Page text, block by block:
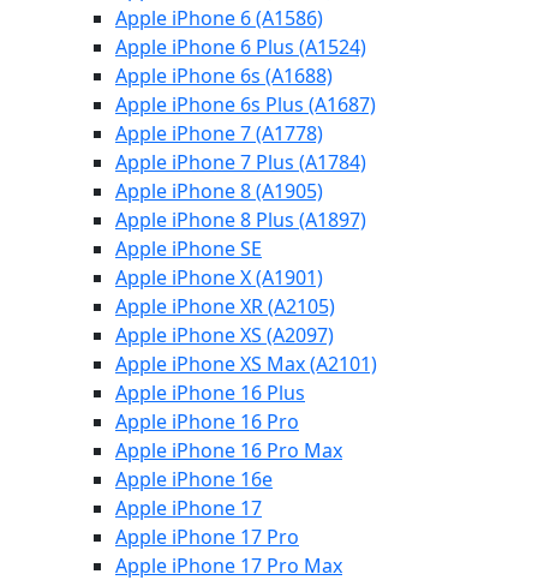
Apple iPhone 6 (A1586)
Apple iPhone 6 Plus (A1524)
Apple iPhone 6s (A1688)
Apple iPhone 6s Plus (A1687)
Apple iPhone 7 (A1778)
Apple iPhone 7 Plus (A1784)
Apple iPhone 8 (A1905)
Apple iPhone 8 Plus (A1897)
Apple iPhone SE
Apple iPhone X (A1901)
Apple iPhone XR (A2105)
Apple iPhone XS (A2097)
Apple iPhone XS Max (A2101)
Apple iPhone 16 Plus
Apple iPhone 16 Pro
Apple iPhone 16 Pro Max
Apple iPhone 16e
Apple iPhone 17
Apple iPhone 17 Pro
Apple iPhone 17 Pro Max